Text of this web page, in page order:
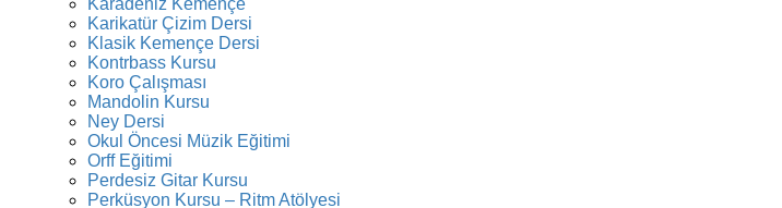
Karikatür Çizim Dersi
Klasik Kemençe Dersi
Kontrbass Kursu
Koro Çalışması
Mandolin Kursu
Ney Dersi
Okul Öncesi Müzik Eğitimi
Orff Eğitimi
Perdesiz Gitar Kursu
Perküsyon Kursu – Ritm Atölyesi